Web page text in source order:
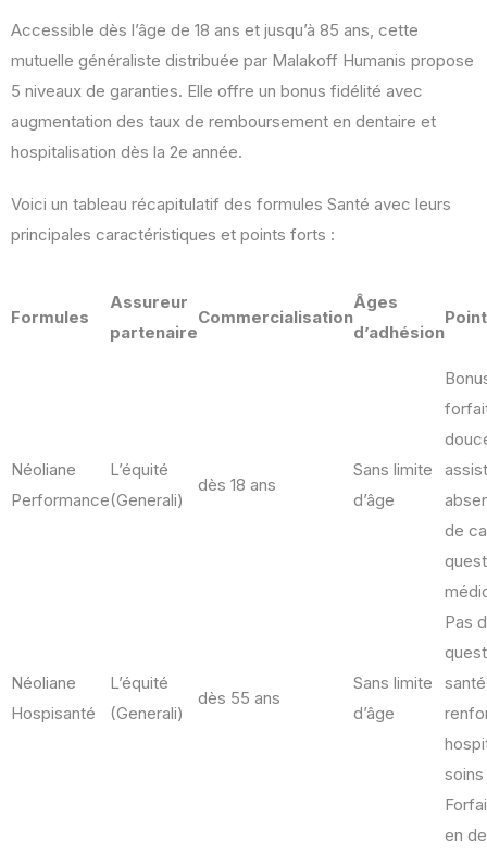
Accessible dès l’âge de 18 ans et jusqu’à 85 ans, cette
mutuelle généraliste distribuée par Malakoff Humanis propose
5 niveaux de garanties. Elle offre un bonus fidélité avec
augmentation des taux de remboursement en dentaire et
hospitalisation dès la 2e année.
Voici un tableau récapitulatif des formules Santé avec leurs
principales caractéristiques et points forts :
Formules
Assureur
partenaire
Commercialisation
Âges
d’adhésion
Néoliane
Performance
L’équité
(Generali)
dès 18 ans
Sans limite
d’âge
de
Néoliane
Hospisanté
L’équité
(Generali)
dès 55 ans
Sans limite
d’âge
Pas
en